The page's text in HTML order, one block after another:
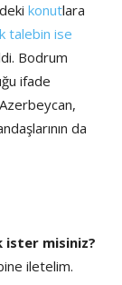
konutlara
talebin ise
Bodrum
ifade
da
ister misiniz?
iletelim.